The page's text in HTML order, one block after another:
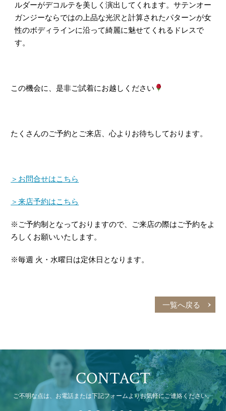
ルダーがデコルテを美しく演出してくれます。サテンオー
ガンジーならではの上品な光沢と計算されたパターンが女
性のボディラインに沿って綺麗に魅せてくれるドレスで
す。
この機会に、是非ご試着にお越しください
たくさんのご予約とご来店、心よりお待ちしております。
＞お問合せはこちら
＞来店予約はこちら
※ご予約制となっておりますので、ご来店の際はご予約をよ
ろしくお願いいたします。
※毎週 火・水曜日は定休日となります。
一覧へ戻る
CONTACT
ご不明な点は、お電話または下記フォームよりお気軽にご連絡ください。